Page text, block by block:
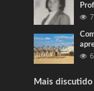
Mais discutido